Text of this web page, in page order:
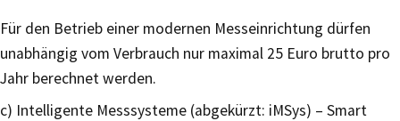
Für den Betrieb einer modernen Messeinrichtung dürfen
unabhängig vom Verbrauch nur maximal 25 Euro brutto pro
Jahr berechnet werden.
c) Intelligente Messsysteme (abgekürzt: iMSys) – Smart